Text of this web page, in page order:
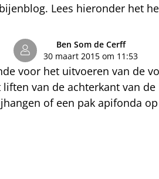
Lees hieronder het
Ben Som de Cerff
30 maart 2015 om 11:53
voor het uitvoeren van de
van de achterkant van
of een pak apifonda